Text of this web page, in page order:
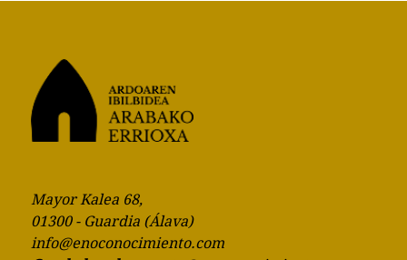
Mayor Kalea 68,
01300 - Guardia (Álava)
info@enoconocimiento.com